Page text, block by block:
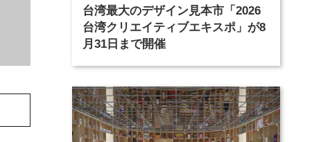
台湾最大のデザイン見本市「2026
台湾クリエイティブエキスポ」が8
月31日まで開催